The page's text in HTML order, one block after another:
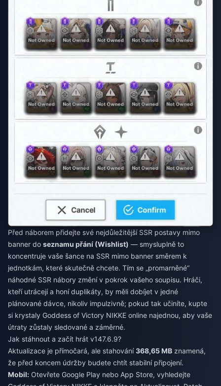
Před náborem přidejte své nejdůležitější SSR postavy mimo
banner do seznamu přání (Wishlist) — smysluplně to
koncentruje vaše šance na SSR mimo banner směrem k
jednotkám, které skutečně chcete. Tím se „promarněné“
náhodné SSR nábory změní v pokrok vašeho soupisu. Hráči,
kteří utrácejí a honí duplikáty, by měli dobíjet v jedné
plánované dávce, nikoliv impulzivně; pokud tak učiníte, kupte
si krystaly Goddess of Victory NIKKE online najednou, aby vaše
útraty zůstaly sledované a záměrné.
Jak stáhnout a začít hrát v147.6.9?
Aktualizace je přímočará, ale stahování368,65 MB znamená,
že před koncem údržby budete chtít stabilní připojení.
Mobil: Otevřete Google Play nebo App Store, vyhledejte